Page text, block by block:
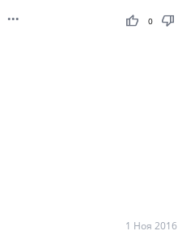
••• thumb_up thumb_down
0
1 Ноя 2016